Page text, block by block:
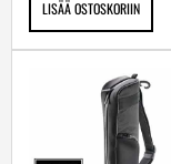
LISÄÄ OSTOSKORIIN